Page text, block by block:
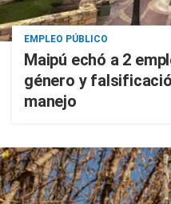
EMPLEO PÚBLICO
Maipú echó a 2
género y
manejo